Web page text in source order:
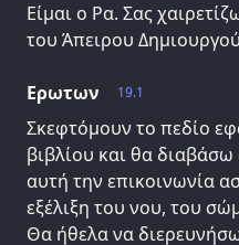
Είμαι ο Ρα. Σας
του Άπειρου
19.1
Ερωτων
Σκεφτόμουν το πεδίο
βιβλίου και θα
αυτή την επικοινωνία
εξέλιξη του νου, του
Θα ήθελα να